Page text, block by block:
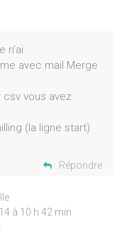
n’ai
avec mail Merge
vous avez
(la ligne start)
Répondre
à 10 h 42 min